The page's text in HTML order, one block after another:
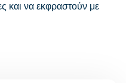
και να εκφραστούν με